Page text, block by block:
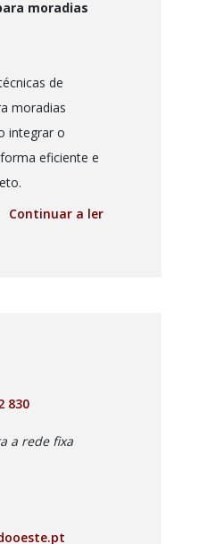
moradias
de
moradias
integrar o
eficiente e
Continuar a ler
830
a rede fixa